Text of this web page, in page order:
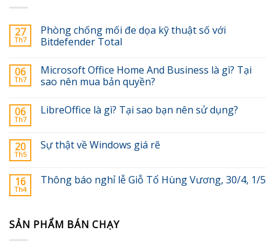
27
Th7
Phòng chống mối đe dọa kỹ thuật số với
Bitdefender Total
06
Th7
Microsoft Office Home And Business là gì? Tại
sao nên mua bản quyền?
06
Th7
LibreOffice là gì? Tại sao bạn nên sử dụng?
20
Th5
Sự thật về Windows giá rẽ
16
Th4
Thông báo nghỉ lễ Giỗ Tổ Hùng Vương, 30/4, 1/5
SẢN PHẨM BÁN CHẠY